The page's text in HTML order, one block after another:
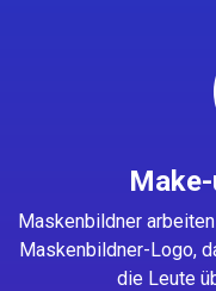
Maskenbildner
Maskenbildner-Logo,
die Leute